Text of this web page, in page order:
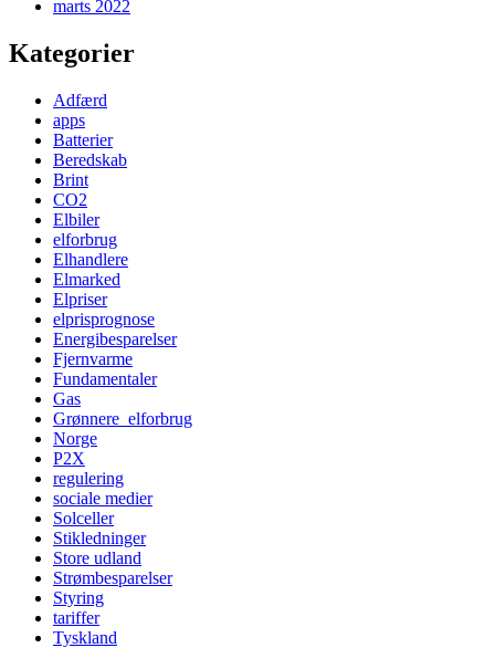
marts 2022
Kategorier
Adfærd
apps
Batterier
Beredskab
Brint
CO2
Elbiler
elforbrug
Elhandlere
Elmarked
Elpriser
elprisprognose
Energibesparelser
Fjernvarme
Fundamentaler
Gas
Grønnere_elforbrug
Norge
P2X
regulering
sociale medier
Solceller
Stikledninger
Store udland
Strømbesparelser
Styring
tariffer
Tyskland